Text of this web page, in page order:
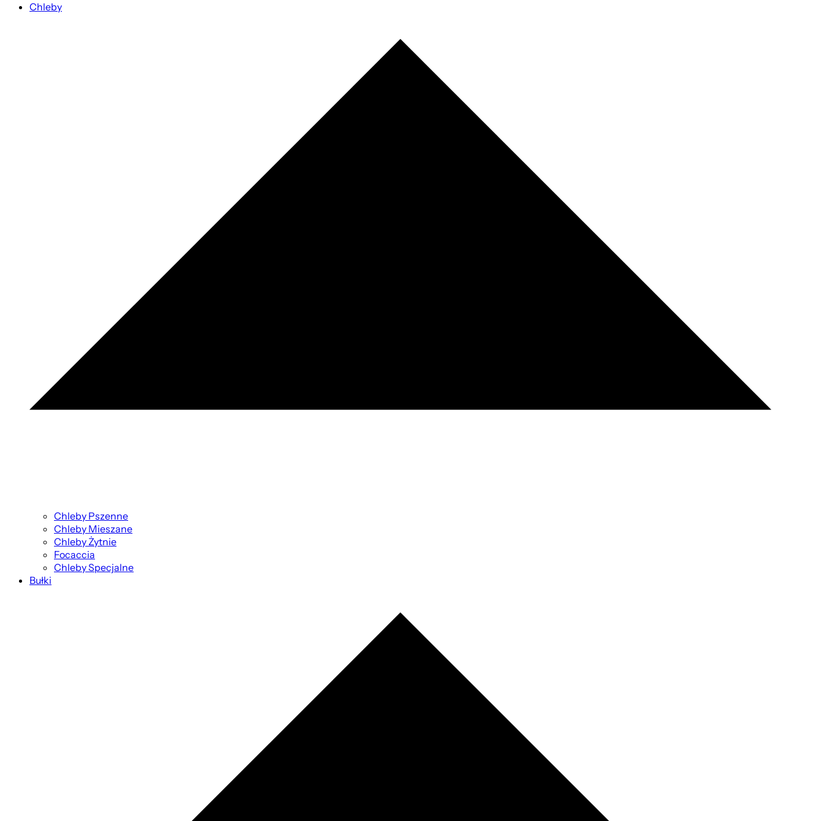
Chleby
Chleby Pszenne
Chleby Mieszane
Chleby Żytnie
Focaccia
Chleby Specjalne
Bułki